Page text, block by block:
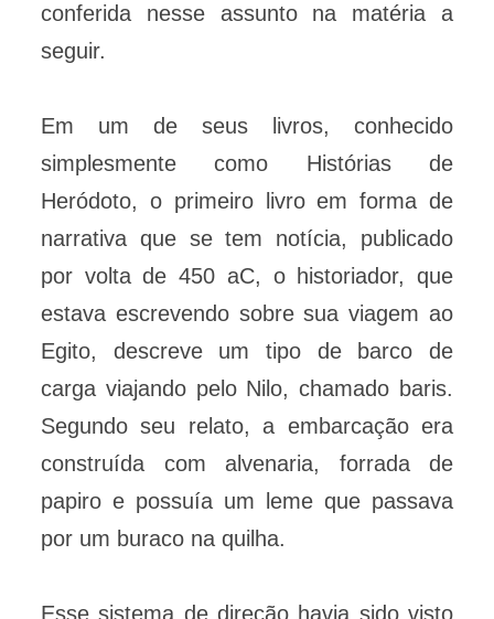
conferida nesse assunto na matéria a
seguir.
Em um de seus livros, conhecido
simplesmente como Histórias de
Heródoto, o primeiro livro em forma de
narrativa que se tem notícia, publicado
por volta de 450 aC, o historiador, que
estava escrevendo sobre sua viagem ao
Egito, descreve um tipo de barco de
carga viajando pelo Nilo, chamado baris.
Segundo seu relato, a embarcação era
construída com alvenaria, forrada de
papiro e possuía um leme que passava
por um buraco na quilha.
Esse sistema de direção havia sido visto